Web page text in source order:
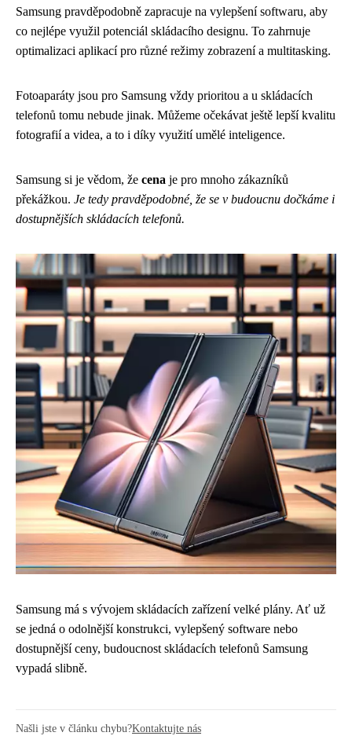
Samsung pravděpodobně zapracuje na vylepšení softwaru, aby
co nejlépe využil potenciál skládacího designu. To zahrnuje
optimalizaci aplikací pro různé režimy zobrazení a multitasking.
Fotoaparáty jsou pro Samsung vždy prioritou a u skládacích
telefonů tomu nebude jinak. Můžeme očekávat ještě lepší kvalitu
fotografií a videa, a to i díky využití umělé inteligence.
Samsung si je vědom, že cena je pro mnoho zákazníků
překážkou. Je tedy pravděpodobné, že se v budoucnu dočkáme i
dostupnějších skládacích telefonů.
Samsung má s vývojem skládacích zařízení velké plány. Ať už
se jedná o odolnější konstrukci, vylepšený software nebo
dostupnější ceny, budoucnost skládacích telefonů Samsung
vypadá slibně.
Našli jste v článku chybu?Kontaktujte nás